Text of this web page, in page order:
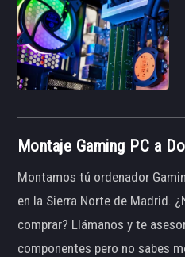
Montaje Gaming PC a
Montamos tú ordenador
en la Sierra Norte de Madrid.
comprar? Llámanos y te
componentes pero no sabes